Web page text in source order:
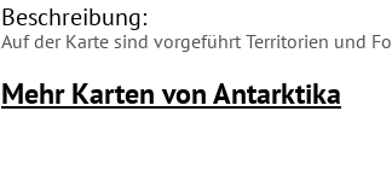
Beschreibung:
Auf der Karte sind vorgeführt Territorien und
Mehr Karten von Antarktika